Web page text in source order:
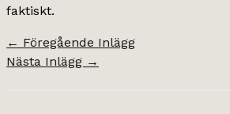
faktiskt.
← Föregående Inlägg
Nästa Inlägg →